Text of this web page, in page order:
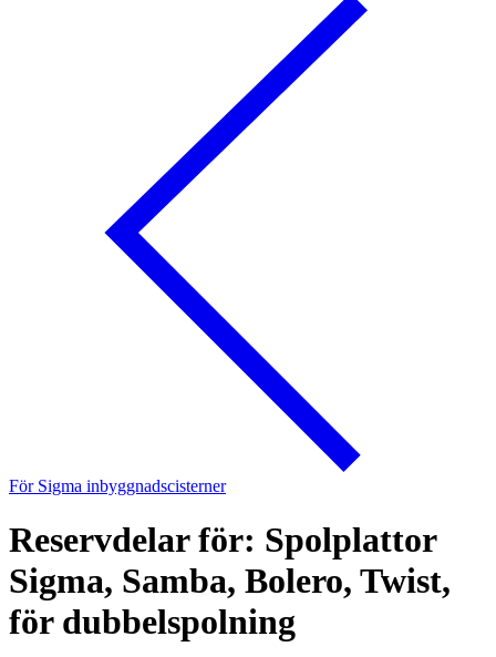
För Sigma inbyggnadscisterner
Reservdelar för: Spolplattor
Sigma, Samba, Bolero, Twist,
för dubbelspolning